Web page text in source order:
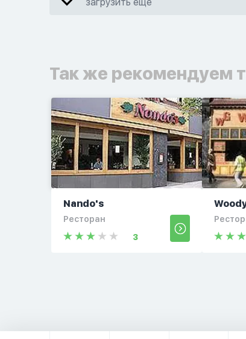
Так же рекомендуем
Nando's
Ресторан
3